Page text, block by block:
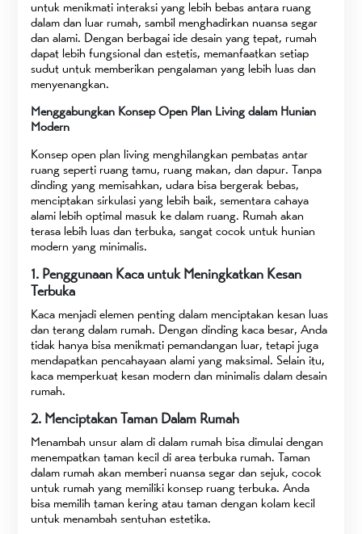
untuk menikmati interaksi yang lebih bebas antara ruang
dalam dan luar rumah, sambil menghadirkan nuansa segar
dan alami. Dengan berbagai ide desain yang tepat, rumah
dapat lebih fungsional dan estetis, memanfaatkan setiap
sudut untuk memberikan pengalaman yang lebih luas dan
menyenangkan.
Menggabungkan Konsep Open Plan Living dalam Hunian
Modern
Konsep open plan living menghilangkan pembatas antar
ruang seperti ruang tamu, ruang makan, dan dapur. Tanpa
dinding yang memisahkan, udara bisa bergerak bebas,
menciptakan sirkulasi yang lebih baik, sementara cahaya
alami lebih optimal masuk ke dalam ruang. Rumah akan
terasa lebih luas dan terbuka, sangat cocok untuk hunian
modern yang minimalis.
1. Penggunaan Kaca untuk Meningkatkan Kesan
Terbuka
Kaca menjadi elemen penting dalam menciptakan kesan luas
dan terang dalam rumah. Dengan dinding kaca besar, Anda
tidak hanya bisa menikmati pemandangan luar, tetapi juga
mendapatkan pencahayaan alami yang maksimal. Selain itu,
kaca memperkuat kesan modern dan minimalis dalam desain
rumah.
2. Menciptakan Taman Dalam Rumah
Menambah unsur alam di dalam rumah bisa dimulai dengan
menempatkan taman kecil di area terbuka rumah. Taman
dalam rumah akan memberi nuansa segar dan sejuk, cocok
untuk rumah yang memiliki konsep ruang terbuka. Anda
bisa memilih taman kering atau taman dengan kolam kecil
untuk menambah sentuhan estetika.